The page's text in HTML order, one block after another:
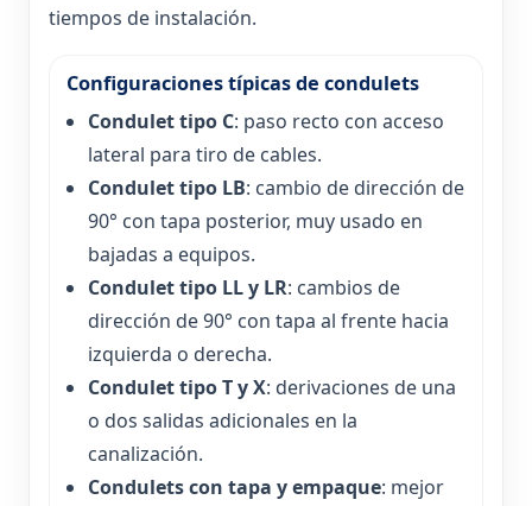
tiempos de instalación.
Configuraciones típicas de condulets
Condulet tipo C: paso recto con acceso
lateral para tiro de cables.
Condulet tipo LB: cambio de dirección de
90° con tapa posterior, muy usado en
bajadas a equipos.
Condulet tipo LL y LR: cambios de
dirección de 90° con tapa al frente hacia
izquierda o derecha.
Condulet tipo T y X: derivaciones de una
o dos salidas adicionales en la
canalización.
Condulets con tapa y empaque: mejor